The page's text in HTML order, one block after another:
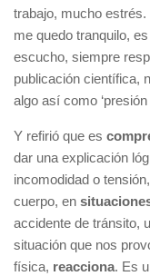
trabajo, mucho
me quedo tranquilo, es
escucho, siempre
publicación científica,
algo así como
Y refirió que es
dar una explicación
incomodidad o
cuerpo, en
accidente de tránsito,
situación que nos
física, reacciona. Es